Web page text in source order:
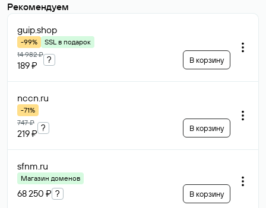
Рекомендуем
guip.shop
-99%
SSL в подарок
14 982 ₽
189 ₽
? В корзину
nccn.ru
-71%
747 ₽
219 ₽
? В корзину
sfnm.ru
Магазин доменов
68 250 ₽ ? В корзину